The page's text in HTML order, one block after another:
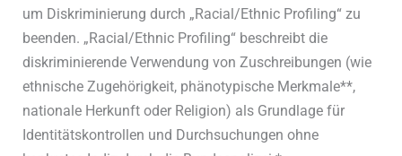
um Diskriminierung durch „Racial/Ethnic Profiling“ zu
beenden. „Racial/Ethnic Profiling“ beschreibt die
diskriminierende Verwendung von Zuschreibungen (wie
ethnische Zugehörigkeit, phänotypische Merkmale**,
nationale Herkunft oder Religion) als Grundlage für
Identitätskontrollen und Durchsuchungen ohne